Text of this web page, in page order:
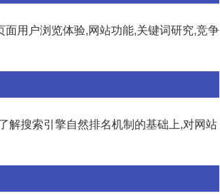
用户浏览体验,网站功能,关键词研究,竞争
解搜索引擎自然排名机制的基础上,对网站